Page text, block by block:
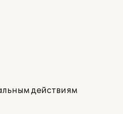
действиям